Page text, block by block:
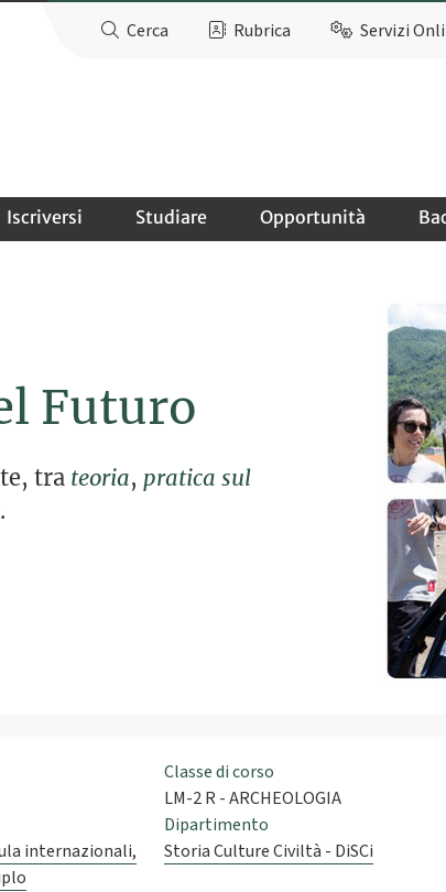
Cerca Rubrica Servizi
Iscriversi Studiare Opportunità
Futuro
tra teoria, pratica sul
.
Classe di corso
LM-2 R - ARCHEOLOGIA
internazionali,
Dipartimento
Storia Culture Civiltà - DiSCi